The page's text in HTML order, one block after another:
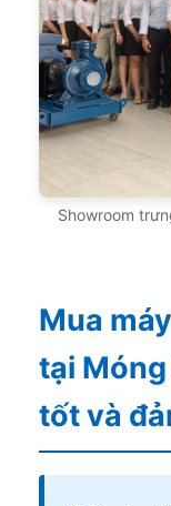
Showroom
Mua
tại
tốt và